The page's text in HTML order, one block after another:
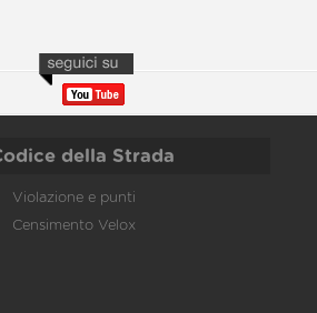
della Strada
Violazione e punti
Censimento Velox